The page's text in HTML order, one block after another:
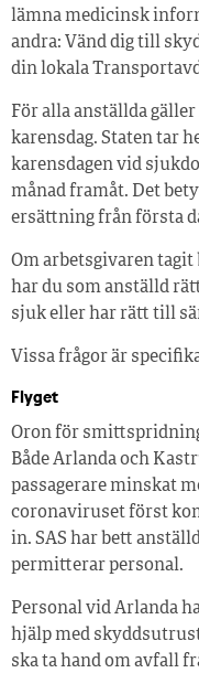
lämna medicinsk
andra: Vänd dig till
din lokala
För alla anställda
karensdag. Staten tar
karensdagen vid
månad framåt. Det
ersättning från första
Om arbetsgivaren
har du som anställd
sjuk eller har rätt till
Vissa frågor är
Flyget
Oron för
Både Arlanda och
passagerare minskat
coronaviruset först
in. SAS har bett
permitterar personal.
Personal vid Arlanda
hjälp med
ska ta hand om avfall